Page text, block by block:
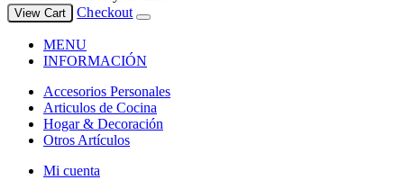
View Cart Checkout
MENU
INFORMACIÓN
Accesorios Personales
Articulos de Cocina
Hogar & Decoración
Otros Artículos
Mi cuenta